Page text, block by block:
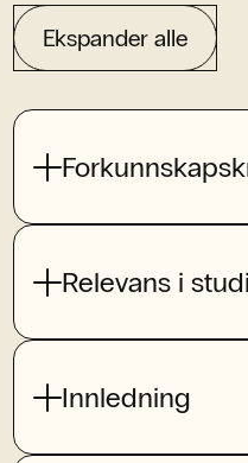
Ekspander alle
Relevans i
Innledning